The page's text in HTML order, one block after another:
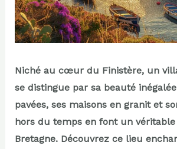
Niché au cœur du Finistère, un
se distingue par sa beauté
pavées, ses maisons en granit et
hors du temps en font un véritable
Bretagne. Découvrez ce lieu